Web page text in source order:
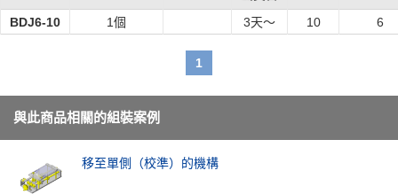
BDJ6-10 1個 3天～ 10 6
1
與此商品相關的組裝案例
移至單側（校準）的機構